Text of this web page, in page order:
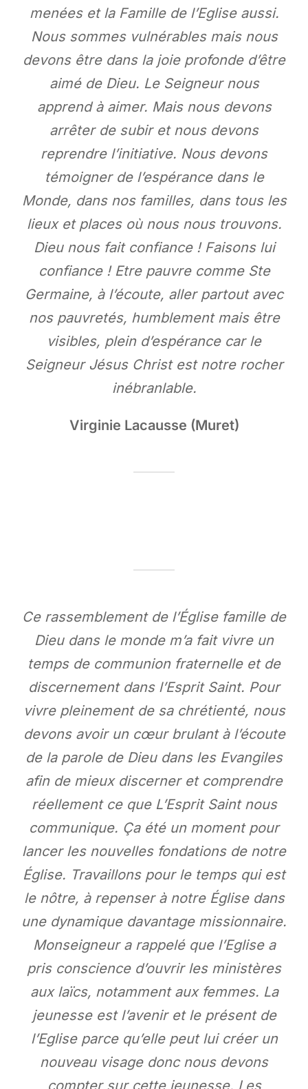
menées et la Famille de l’Eglise aussi.
Nous sommes vulnérables mais nous
devons être dans la joie profonde d’être
aimé de Dieu. Le Seigneur nous
apprend à aimer. Mais nous devons
arrêter de subir et nous devons
reprendre l’initiative. Nous devons
témoigner de l’espérance dans le
Monde, dans nos familles, dans tous les
lieux et places où nous nous trouvons.
Dieu nous fait confiance ! Faisons lui
confiance ! Etre pauvre comme Ste
Germaine, à l’écoute, aller partout avec
nos pauvretés, humblement mais être
visibles, plein d’espérance car le
Seigneur Jésus Christ est notre rocher
inébranlable.
Virginie Lacausse (Muret)
Ce rassemblement de l’Église famille de
Dieu dans le monde m’a fait vivre un
temps de communion fraternelle et de
discernement dans l’Esprit Saint. Pour
vivre pleinement de sa chrétienté, nous
devons avoir un cœur brulant à l’écoute
de la parole de Dieu dans les Evangiles
afin de mieux discerner et comprendre
réellement ce que L’Esprit Saint nous
communique. Ça été un moment pour
lancer les nouvelles fondations de notre
Église. Travaillons pour le temps qui est
le nôtre, à repenser à notre Église dans
une dynamique davantage missionnaire.
Monseigneur a rappelé que l’Eglise a
pris conscience d’ouvrir les ministères
aux laïcs, notamment aux femmes. La
jeunesse est l’avenir et le présent de
l’Eglise parce qu’elle peut lui créer un
nouveau visage donc nous devons
compter sur cette jeunesse. Les